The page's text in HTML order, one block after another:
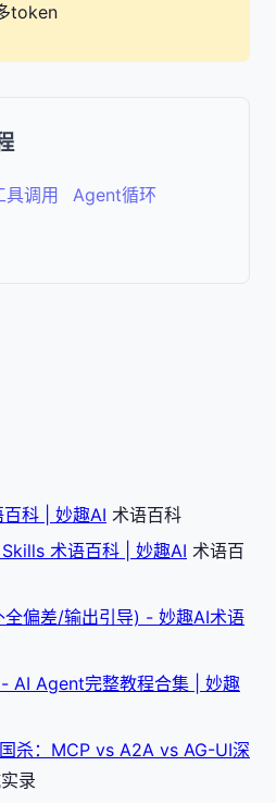
token
具调用
Agent循环
科 | 妙趣AI 术语百科
术语百科 | 妙趣AI 术语百
偏差/输出引导) - 妙趣AI术语
AI Agent完整教程合集 | 妙趣
杀：MCP vs A2A vs AG-UI深
录